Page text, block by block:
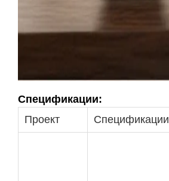
Спецификации:
Проект
Спецификации